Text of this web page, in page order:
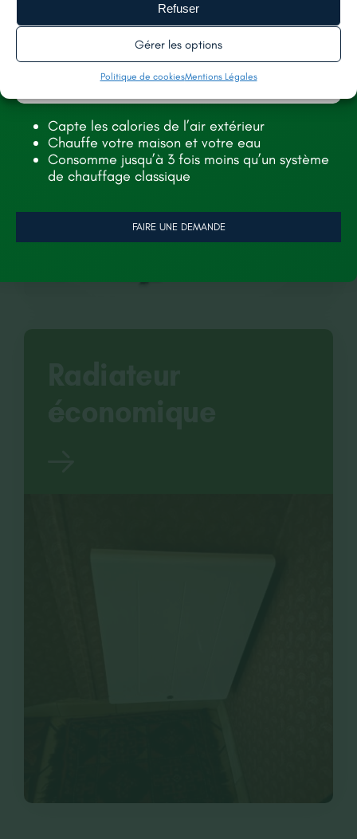
Refuser
Gérer les options
Politique de cookiesMentions Légales
Capte les calories de l’air extérieur
Chauffe votre maison et votre eau
Consomme jusqu’à 3 fois moins qu’un système
de chauffage classique
FAIRE UNE DEMANDE